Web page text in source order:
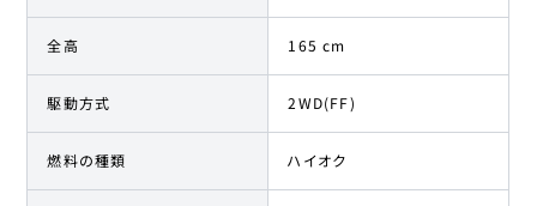
全高 165 cm
駆動方式 2WD(FF)
燃料の種類 ハイオク